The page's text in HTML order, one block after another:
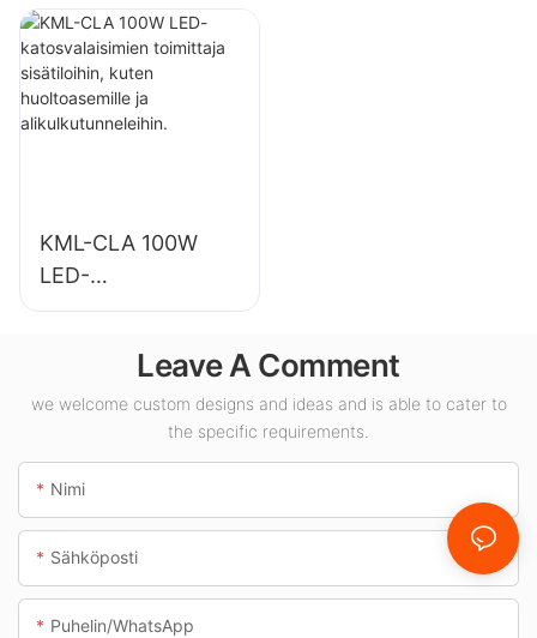
valaisintoimittaja
teollisuuslaitoksiin,
varastoihin ja
muihin
KML-CLA 100W
LED-
katosvalaisimien
sisätiloihin, kuten
huoltoasemille ja
alikulkutunneleihin.
Leave A Comment
we welcome custom designs and ideas and is able to cater to
the specific requirements.
Nimi
Sähköposti
Puhelin/WhatsApp